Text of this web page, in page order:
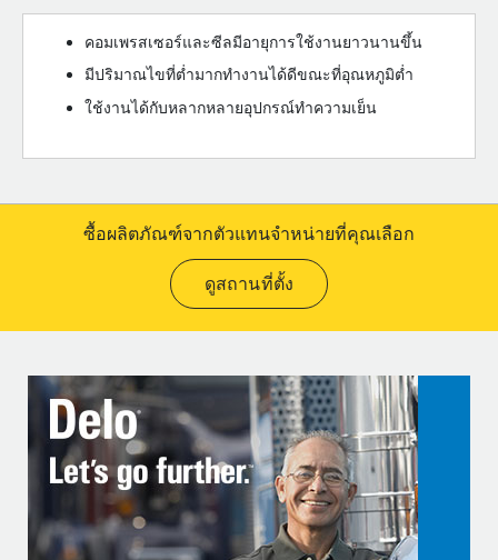
คอมเพรสเซอร์และซีลมีอายุการใช้งานยาวนานขึ้น
มีปริมาณไขที่ต่ำมากทำงานได้ดีขณะที่อุณหภูมิต่ำ
ใช้งานได้กับหลากหลายอุปกรณ์ทำความเย็น
ซื้อผลิตภัณฑ์จากตัวแทนจำหน่ายที่คุณเลือก
ดูสถานที่ตั้ง